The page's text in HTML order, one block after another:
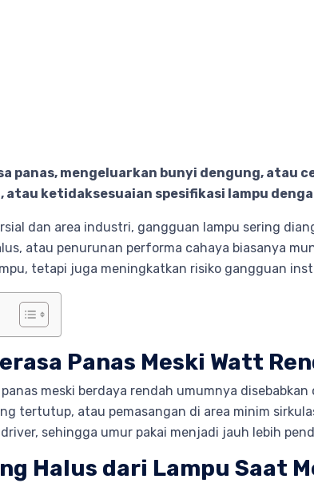
panas, mengeluarkan bunyi dengung, atau
atau ketidaksesuaian spesifikasi lampu
dan area industri, gangguan lampu sering
atau penurunan performa cahaya biasanya
tetapi juga meningkatkan risiko gangguan
Panas Meski Watt
meski berdaya rendah umumnya
tertutup, atau pemasangan di area minim
sehingga umur pakai menjadi jauh lebih
Halus dari Lampu Saat